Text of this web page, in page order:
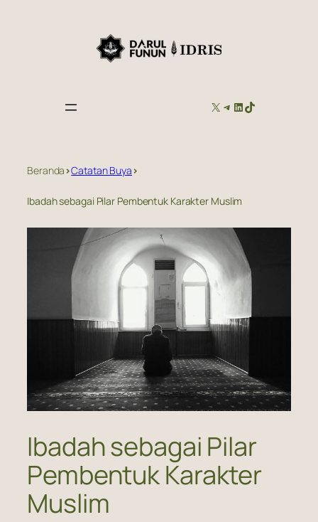
X TELEGRAM
LINKEDIN
TIKTOK
Beranda>Catatan Buya>
Ibadah sebagai Pilar Pembentuk Karakter Muslim
Ibadah sebagai Pilar
Pembentuk Karakter
Muslim